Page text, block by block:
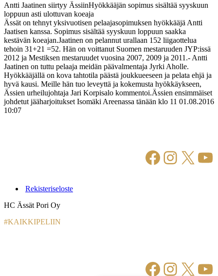
Antti Jaatinen siirtyy ÄssiinHyökkääjän sopimus sisältää syyskuun
loppuun asti ulottuvan koeaja
Ässät on tehnyt yksivuotisen pelaajasopimuksen hyökkääjä Antti
Jaatisen kanssa. Sopimus sisältää syyskuun loppuun saakka
kestävän koeajan.Jaatinen on pelannut urallaan 152 liigaottelua
tehoin 31+21 =52. Hän on voittanut Suomen mestaruuden JYP:issä
2012 ja Mestiksen mestaruudet vuosina 2007, 2009 ja 2011.- Antti
Jaatinen on tuttu pelaaja meidän päävalmentaja Jyrki Aholle.
Hyökkääjällä on kova tahtotila päästä joukkueeseen ja pelata ehjä ja
hyvä kausi. Meille hän tuo leveyttä ja kokemusta hyökkäykseen,
Ässien urheilujohtaja Jari Korpisalo kommentoi.Ässien ensimmäiset
johdetut jääharjoitukset Isomäki Areenassa tänään klo 11 01.08.2016
10:07
Facebook
X
Rekisteriseloste
HC Ässät Pori Oy
#KAIKKIPELIIN
Facebook
X